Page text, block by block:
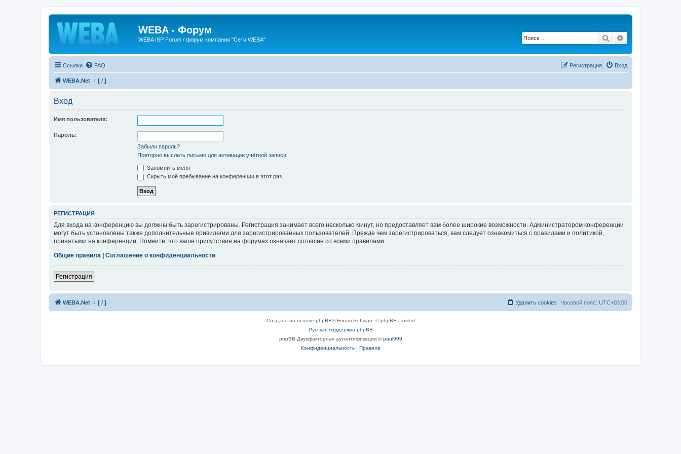
WEBA - Форум
WEBA ISP Forum / форум компании "Сети WEBA" Поиск
Ссылки FAQ Вход
Регистрация
WEBA.Net [ / ]
Вход
Имя пользователя:
Пароль:
Забыли пароль?
Повторно выслать письмо для активации учётной записи
Запомнить меня
Скрыть моё пребывание на конференции в этот раз
РЕГИСТРАЦИЯ
Для входа на конференцию вы должны быть зарегистрированы. Регистрация занимает всего несколько минут, но предоставляет вам более широкие возможности. Администратором конференции
могут быть установлены также дополнительные привилегии для зарегистрированных пользователей. Прежде чем зарегистрироваться, вам следует ознакомиться с правилами и политикой,
принятыми на конференции. Помните, что ваше присутствие на форумах означает согласие со всеми правилами.
Общие правила
Соглашение о конфиденциальности
Регистрация
WEBA.Net [ / ] Часовой пояс: UTC+03:00
Удалить cookies
Создано на основе phpBB® Forum Software © phpBB Limited
Русская поддержка phpBB
phpBB Двухфакторная аутентификация ©paul999
Конфиденциальность| Правила